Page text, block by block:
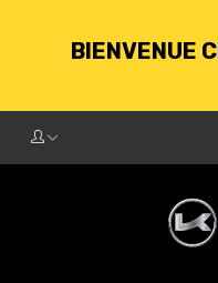
BIENVENUE